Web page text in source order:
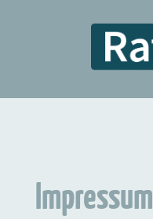
Impressum